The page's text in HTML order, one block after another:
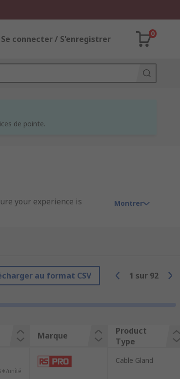
Se connecter / S'enregistrer
0
de pointe.
your experience is
Montrer
au format CSV 1 sur 92
Marque
Product
Type
€/unité
Cable Gland